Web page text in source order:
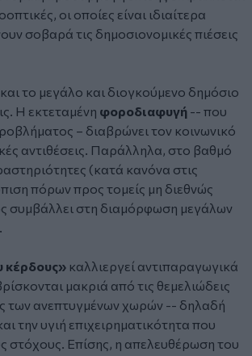
οι οποίες είναι ιδιαίτερα
σοβαρά τις δημοσιονομικές πιέσεις
το μεγάλο και διογκούμενο δημόσιο
Η εκτεταμένη φοροδιαφυγή -- που
– διαβρώνει τον κοινωνικό
αντιθέσεις. Παράλληλα, στο βαθμό
(κατά κανόνα στις
πόρων προς τομείς μη διεθνώς
συμβάλλει στη διαμόρφωση μεγάλων
κέρδους» καλλιεργεί αντιπαραγωγικά
μακριά από τις θεμελιώδεις
των ανεπτυγμένων χωρών -- δηλαδή
την υγιή επιχειρηματικότητα που
Επίσης, η απελευθέρωση του